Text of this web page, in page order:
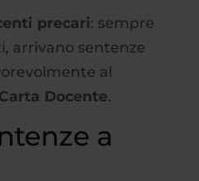
precari: sempre
arrivano sentenze
al
Docente.
a